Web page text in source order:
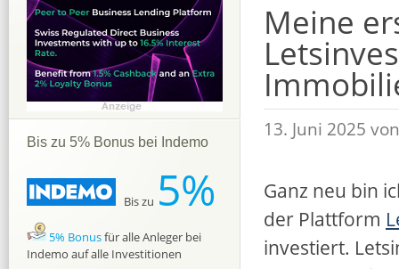
Meine
13. Juni 2025
Ganz neu bin
der Plattform
investiert.
Bis zu 5% Bonus bei Indemo
Bis zu 5%
5% Bonusfür alle Anleger bei
Indemo auf alle Investitionen